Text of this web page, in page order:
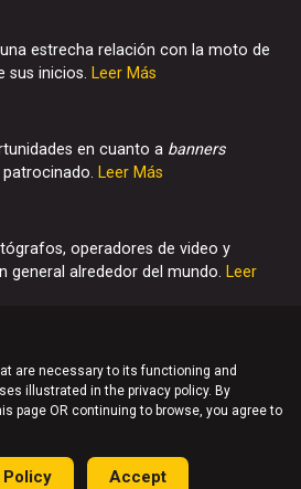
estrecha relación con la moto de
sus inicios. Leer Más
en cuanto a banners
Leer Más
operadores de video y
general alrededor del mundo. Leer
Limited. Todos los derechos
Contacto Únete Publicidad
are necessary to its functioning and
illustrated in the privacy policy. By
page OR continuing to browse, you agree to
Policy Accept